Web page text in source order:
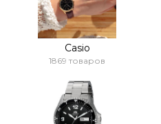
Casio
1869 товаров